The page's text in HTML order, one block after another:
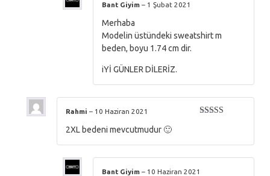
Bant Giyim – 1 Şubat 2021
Merhaba
Modelin üstündeki sweatshirt m
beden, boyu 1.74 cm dir.
iYİ GÜNLER DİLERİZ.
Rahmi – 10 Haziran 2021
2XL bedeni mevcutmudur 🙂
Bant Giyim – 10 Haziran 2021